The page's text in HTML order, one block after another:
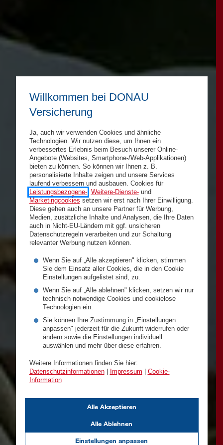
Willkommen bei DONAU
Versicherung
Ja, auch wir verwenden Cookies und ähnliche
Technologien. Wir nutzen diese, um Ihnen ein
verbessertes Erlebnis beim Besuch unserer Online-
Angebote (Websites, Smartphone-/Web-Applikationen)
bieten zu können. So können wir Ihnen z. B.
personalisierte Inhalte zeigen und unsere Services
laufend verbessern und ausbauen. Cookies für
Leistungsbezogene-, Weitere-Dienste-und
Marketingcookies setzen wir erst nach Ihrer Einwilligung.
Diese gehen auch an unsere Partner für Werbung,
Medien, zusätzliche Inhalte und Analysen, die Ihre Daten
auch in Nicht-EU-Ländern mit ggf. unsicheren
Datenschutzregeln verarbeiten und zur Schaltung
relevanter Werbung nutzen können.
Wenn Sie auf „Alle akzeptieren" klicken, stimmen
Sie dem Einsatz aller Cookies, die in den Cookie
Einstellungen aufgelistet sind, zu.
Wenn Sie auf „Alle ablehnen" klicken, setzen wir nur
technisch notwendige Cookies und cookielose
Technologien ein.
Sie können Ihre Zustimmung in „Einstellungen
anpassen" jederzeit für die Zukunft widerrufen oder
ändern sowie die Einstellungen individuell
auswählen und mehr über diese erfahren.
Weitere Informationen finden Sie hier:
Datenschutzinformationen| Impressum
Cookie-
Information
Einstellungen anpassen
Alle Ablehnen
Alle Akzeptieren